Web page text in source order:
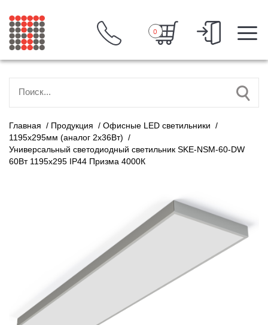
0
Главная / Продукция / Офисные LED светильники /
1195х295мм (аналог 2х36Вт) /
Универсальный светодиодный светильник SKE-NSM-60-DW
60Вт 1195x295 IP44 Призма 4000К